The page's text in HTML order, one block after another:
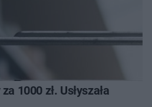
1000 zł. Usłyszała